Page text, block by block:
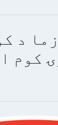
زما د
کوم